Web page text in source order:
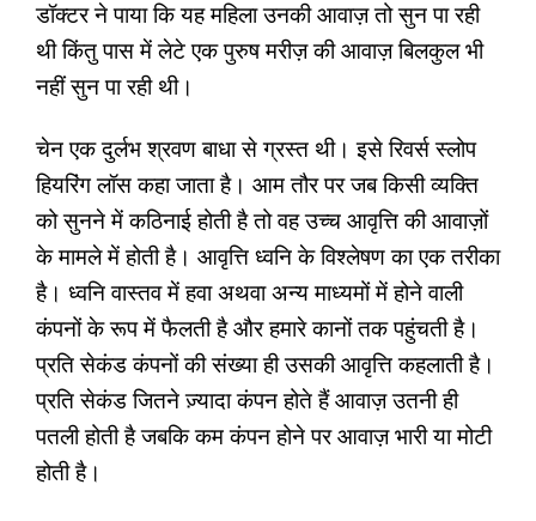
डॉक्टर ने पाया कि यह महिला उनकी आवाज़ तो सुन पा रही
थी किंतु पास में लेटे एक पुरुष मरीज़ की आवाज़ बिलकुल भी
नहीं सुन पा रही थी।
चेन एक दुर्लभ श्रवण बाधा से ग्रस्त थी। इसे रिवर्स स्लोप
हियरिंग लॉस कहा जाता है। आम तौर पर जब किसी व्यक्ति
को सुनने में कठिनाई होती है तो वह उच्च आवृत्ति की आवाज़ों
के मामले में होती है। आवृत्ति ध्वनि के विश्लेषण का एक तरीका
है। ध्वनि वास्तव में हवा अथवा अन्य माध्यमों में होने वाली
कंपनों के रूप में फैलती है और हमारे कानों तक पहुंचती है।
प्रति सेकंड कंपनों की संख्या ही उसकी आवृत्ति कहलाती है।
प्रति सेकंड जितने ज़्यादा कंपन होते हैं आवाज़ उतनी ही
पतली होती है जबकि कम कंपन होने पर आवाज़ भारी या मोटी
होती है।